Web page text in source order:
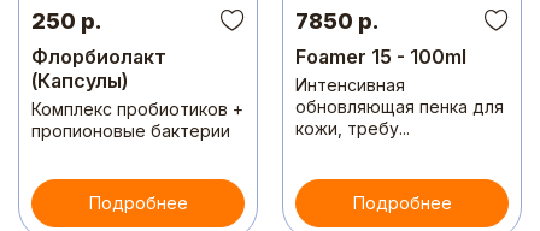
250 р.
Флорбиолакт
(Капсулы)
Комплекс пробиотиков +
пропионовые бактерии
Подробнее
7850 р.
Foamer 15 - 100ml
Интенсивная
обновляющая пенка для
кожи, требу...
Подробнее